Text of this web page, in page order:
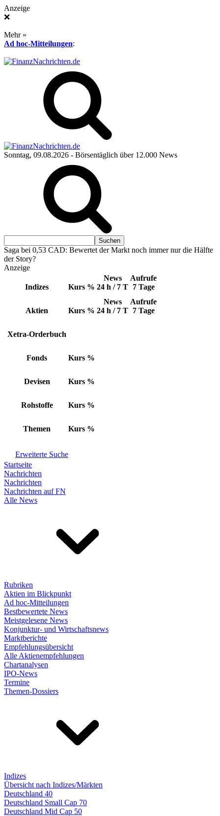
Anzeige
❌
Mehr »
Ad hoc-Mitteilungen:
Sonntag, 09.08.2026 - Börsentäglich über 12.000 News
Saga bei 0,53 CAD: Bewertet der Markt noch immer nur die Hälfte
der Story?
Anzeige
Indizes Kurs %
News
24 h / 7 T
Aufrufe
7 Tage
Aktien Kurs %
News
24 h / 7 T
Aufrufe
7 Tage
Xetra-Orderbuch
Fonds Kurs %
Devisen Kurs %
Rohstoffe Kurs %
Themen Kurs %
Erweiterte Suche
Startseite
Nachrichten
Nachrichten
Nachrichten auf FN
Alle News
Rubriken
Aktien im Blickpunkt
Ad hoc-Mitteilungen
Bestbewertete News
Meistgelesene News
Konjunktur- und Wirtschaftsnews
Marktberichte
Empfehlungsübersicht
Alle Aktienempfehlungen
Chartanalysen
IPO-News
Termine
Themen-Dossiers
Indizes
Übersicht nach Indizes/Märkten
Deutschland 40
Deutschland Small Cap 70
Deutschland Mid Cap 50